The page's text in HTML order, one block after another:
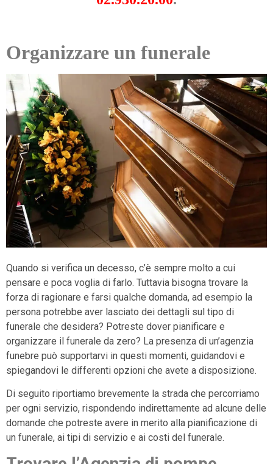
Organizzare un funerale
Quando si verifica un decesso, c’è sempre molto a cui
pensare e poca voglia di farlo. Tuttavia bisogna trovare la
forza di ragionare e farsi qualche domanda, ad esempio la
persona potrebbe aver lasciato dei dettagli sul tipo di
funerale che desidera? Potreste dover pianificare e
organizzare il funerale da zero? La presenza di un’agenzia
funebre può supportarvi in questi momenti, guidandovi e
spiegandovi le differenti opzioni che avete a disposizione.
Di seguito riportiamo brevemente la strada che percorriamo
per ogni servizio, rispondendo indirettamente ad alcune delle
domande che potreste avere in merito alla pianificazione di
un funerale, ai tipi di servizio e ai costi del funerale.